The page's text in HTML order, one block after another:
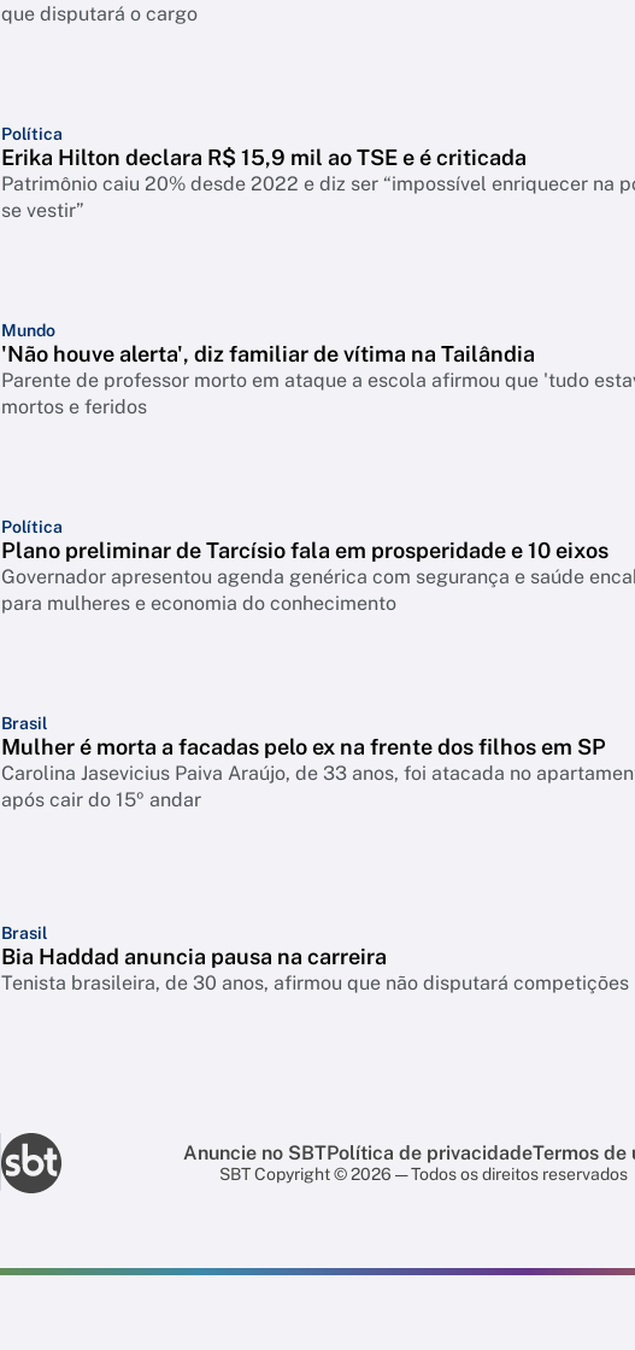
que disputará o cargo
Política
Erika Hilton declara R$ 15,9 mil ao TSE e é criticada
Patrimônio caiu 20% desde 2022 e diz ser “impossível enriquecer na
se vestir”
Mundo
'Não houve alerta', diz familiar de vítima na Tailândia
Parente de professor morto em ataque a escola afirmou que 'tudo
mortos e feridos
Política
Plano preliminar de Tarcísio fala em prosperidade e 10 eixos
Governador apresentou agenda genérica com segurança e saúde
para mulheres e economia do conhecimento
Brasil
Mulher é morta a facadas pelo ex na frente dos filhos em SP
Carolina Jasevicius Paiva Araújo, de 33 anos, foi atacada no
após cair do 15º andar
Brasil
Bia Haddad anuncia pausa na carreira
Tenista brasileira, de 30 anos, afirmou que não disputará
Anuncie no SBTPolítica de privacidadeTermos de
SBT Copyright © 2026 — Todos os direitos reservados